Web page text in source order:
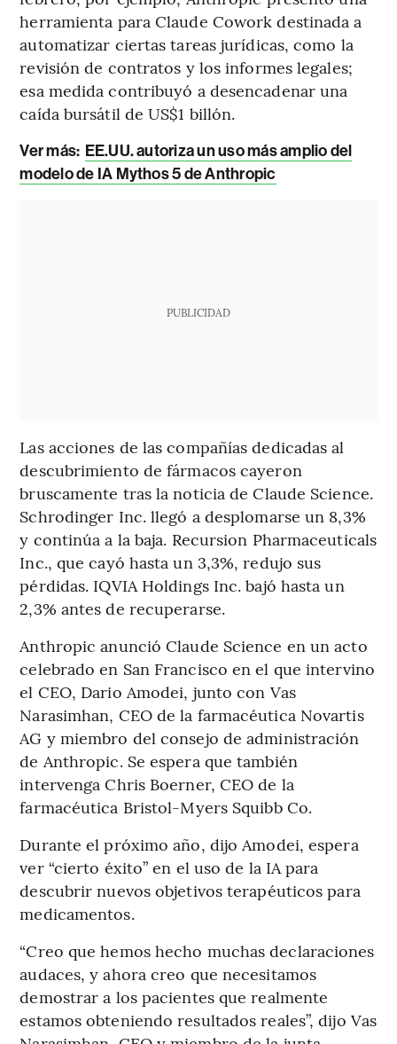
herramienta para Claude Cowork destinada a
automatizar ciertas tareas jurídicas, como la
revisión de contratos y los informes legales;
esa medida contribuyó a desencadenar una
caída bursátil de US$1 billón.
Ver más: EE.UU. autoriza un uso más amplio del
modelo de IA Mythos 5 de Anthropic
PUBLICIDAD
Las acciones de las compañías dedicadas al
descubrimiento de fármacos cayeron
bruscamente tras la noticia de Claude Science.
Schrodinger Inc. llegó a desplomarse un 8,3%
y continúa a la baja. Recursion Pharmaceuticals
Inc., que cayó hasta un 3,3%, redujo sus
pérdidas. IQVIA Holdings Inc. bajó hasta un
2,3% antes de recuperarse.
Anthropic anunció Claude Science en un acto
celebrado en San Francisco en el que intervino
el CEO, Dario Amodei, junto con Vas
Narasimhan, CEO de la farmacéutica Novartis
AG y miembro del consejo de administración
de Anthropic. Se espera que también
intervenga Chris Boerner, CEO de la
farmacéutica Bristol-Myers Squibb Co.
Durante el próximo año, dijo Amodei, espera
ver “cierto éxito” en el uso de la IA para
descubrir nuevos objetivos terapéuticos para
medicamentos.
“Creo que hemos hecho muchas declaraciones
audaces, y ahora creo que necesitamos
demostrar a los pacientes que realmente
estamos obteniendo resultados reales”, dijo Vas